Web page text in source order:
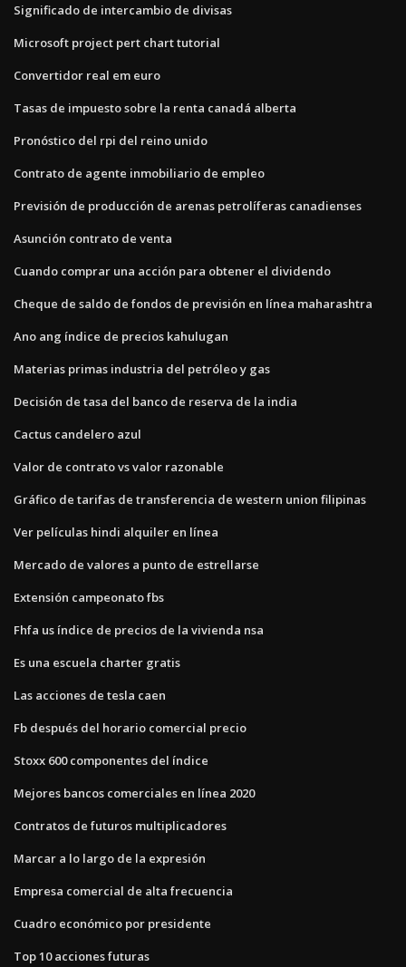
Significado de intercambio de divisas
Microsoft project pert chart tutorial
Convertidor real em euro
Tasas de impuesto sobre la renta canadá alberta
Pronóstico del rpi del reino unido
Contrato de agente inmobiliario de empleo
Previsión de producción de arenas petrolíferas canadienses
Asunción contrato de venta
Cuando comprar una acción para obtener el dividendo
Cheque de saldo de fondos de previsión en línea maharashtra
Ano ang índice de precios kahulugan
Materias primas industria del petróleo y gas
Decisión de tasa del banco de reserva de la india
Cactus candelero azul
Valor de contrato vs valor razonable
Gráfico de tarifas de transferencia de western union filipinas
Ver películas hindi alquiler en línea
Mercado de valores a punto de estrellarse
Extensión campeonato fbs
Fhfa us índice de precios de la vivienda nsa
Es una escuela charter gratis
Las acciones de tesla caen
Fb después del horario comercial precio
Stoxx 600 componentes del índice
Mejores bancos comerciales en línea 2020
Contratos de futuros multiplicadores
Marcar a lo largo de la expresión
Empresa comercial de alta frecuencia
Cuadro económico por presidente
Top 10 acciones futuras